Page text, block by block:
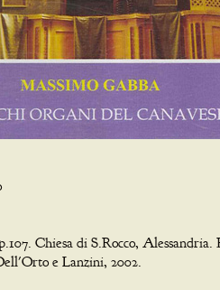
Chiesa di S.Rocco, Alessandria.
e Lanzini, 2002.